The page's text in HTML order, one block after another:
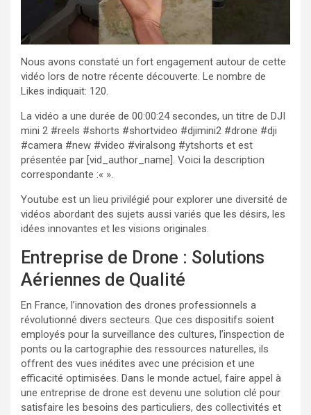
Nous avons constaté un fort engagement autour de cette
vidéo lors de notre récente découverte. Le nombre de
Likes indiquait: 120.
La vidéo a une durée de 00:00:24 secondes, un titre de DJI
mini 2 #reels #shorts #shortvideo #djimini2 #drone #dji
#camera #new #video #viralsong #ytshorts et est
présentée par [vid_author_name]. Voici la description
correspondante :« ».
Youtube est un lieu privilégié pour explorer une diversité de
vidéos abordant des sujets aussi variés que les désirs, les
idées innovantes et les visions originales.
Entreprise de Drone : Solutions
Aériennes de Qualité
En France, l’innovation des drones professionnels a
révolutionné divers secteurs. Que ces dispositifs soient
employés pour la surveillance des cultures, l’inspection de
ponts ou la cartographie des ressources naturelles, ils
offrent des vues inédites avec une précision et une
efficacité optimisées. Dans le monde actuel, faire appel à
une entreprise de drone est devenu une solution clé pour
satisfaire les besoins des particuliers, des collectivités et